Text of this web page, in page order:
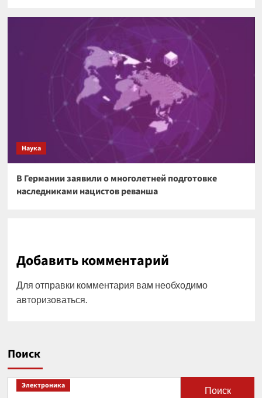
Наука
В Германии заявили о многолетней подготовке
наследниками нацистов реванша
Добавить комментарий
Для отправки комментария вам необходимо
авторизоваться.
Поиск
Поиск
Электроника